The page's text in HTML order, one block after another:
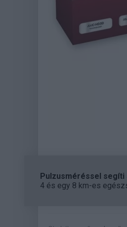
Pulzusméréssel segíti
4 és egy 8 km-es